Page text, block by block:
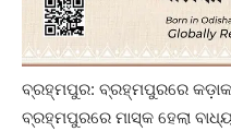
ବ୍ରହ୍ମପୁର: ବ୍ରହ୍ମପୁରରେ
ବ୍ରହ୍ମପୁରରେ ମାସ୍କ ହେଲା